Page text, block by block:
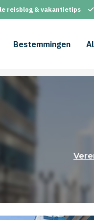
reisblog & vakantietips
Bestemmingen